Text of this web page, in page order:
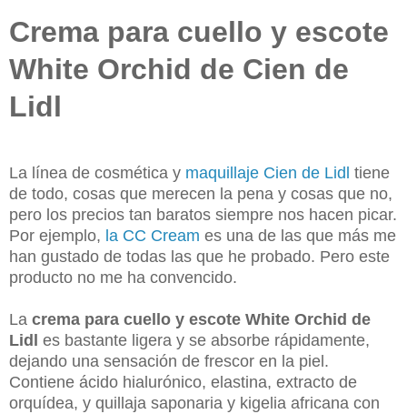
Crema para cuello y escote
White Orchid de Cien de
Lidl
La línea de cosmética y maquillaje Cien de Lidl tiene
de todo, cosas que merecen la pena y cosas que no,
pero los precios tan baratos siempre nos hacen picar.
Por ejemplo, la CC Cream es una de las que más me
han gustado de todas las que he probado. Pero este
producto no me ha convencido.
La crema para cuello y escote White Orchid de
Lidl
es bastante ligera y se absorbe rápidamente,
dejando una sensación de frescor en la piel.
Contiene ácido hialurónico, elastina, extracto de
orquídea, y quillaja saponaria y kigelia africana con